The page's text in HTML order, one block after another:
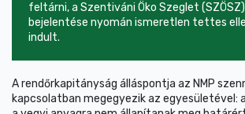
feltárni, a Szentiváni Öko Szeglet
bejelentése nyomán ismeretlen tettes
indult.
A rendőrkapitányság álláspontja az NMP
kapcsolatban megegyezik az egyesületével: